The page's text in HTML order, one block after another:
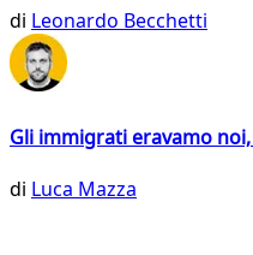
di Leonardo Becchetti
Gli immigrati eravamo
di Luca Mazza